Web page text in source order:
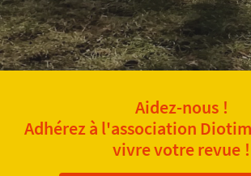
Aidez-nous !
Adhérez à l'association
vivre votre revue !